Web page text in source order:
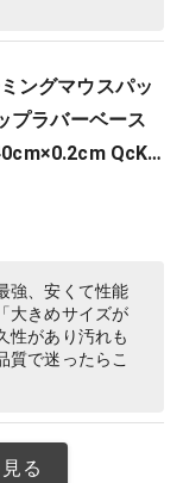
ングマウスパッ
プラバーベース
QcK
強、安くて性能
大きめサイズが
性があり汚れも
質で迷ったらこ
る